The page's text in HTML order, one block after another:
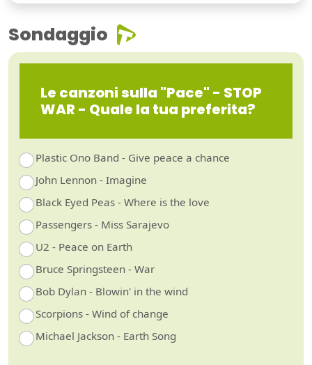
Sondaggio
Le canzoni sulla "Pace" - STOP
WAR - Quale la tua preferita?
Plastic Ono Band - Give peace a chance
John Lennon - Imagine
Black Eyed Peas - Where is the love
Passengers - Miss Sarajevo
U2 - Peace on Earth
Bruce Springsteen - War
Bob Dylan - Blowin' in the wind
Scorpions - Wind of change
Michael Jackson - Earth Song